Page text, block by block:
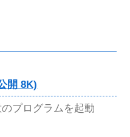
開 8K)
プログラムを起動